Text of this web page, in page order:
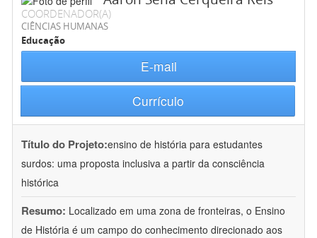
COORDENADOR(A)
CIÊNCIAS HUMANAS
Educação
E-mail
Currículo
Título do Projeto:ensino de história para estudantes
surdos: uma proposta inclusiva a partir da consciência
histórica
Resumo: Localizado em uma zona de fronteiras, o Ensino
de História é um campo do conhecimento direcionado aos